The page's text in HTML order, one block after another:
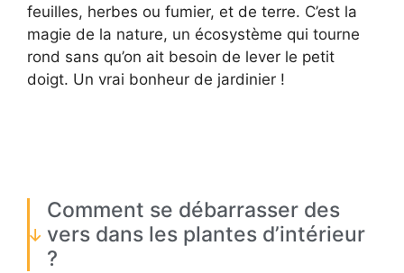
feuilles, herbes ou fumier, et de terre. C’est la
magie de la nature, un écosystème qui tourne
rond sans qu’on ait besoin de lever le petit
doigt. Un vrai bonheur de jardinier !
Comment se débarrasser des
vers dans les plantes d’intérieur
?